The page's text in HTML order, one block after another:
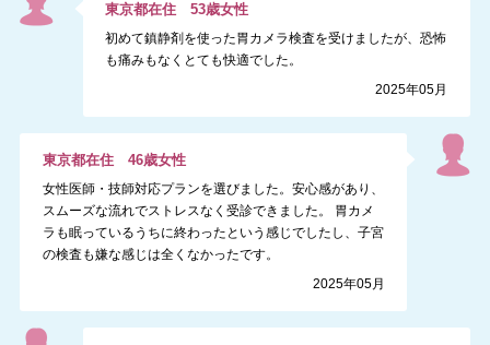
東京都在住53歳女性
初めて鎮静剤を使った胃カメラ検査を受けましたが、恐怖
も痛みもなくとても快適でした。
2025年05月
東京都在住 46歳女性
女性医師・技師対応プランを選びました。安心感があり、
スムーズな流れでストレスなく受診できました。 胃カメ
ラも眠っているうちに終わったという感じでしたし、子宮
の検査も嫌な感じは全くなかったです。
2025年05月